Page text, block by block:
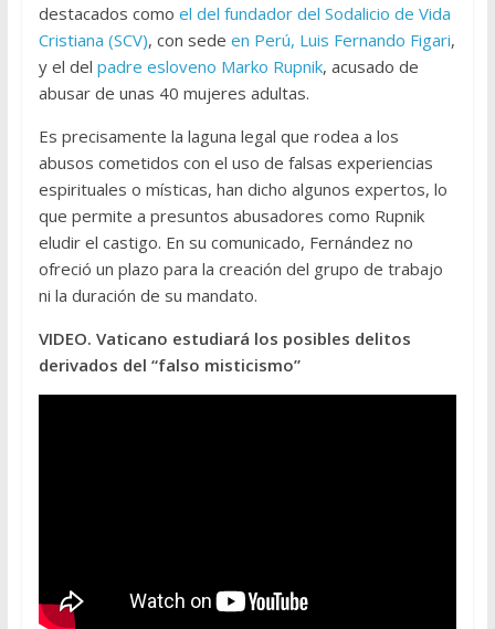
destacados como el del fundador del Sodalicio de Vida
Cristiana (SCV), con sede en Perú, Luis Fernando Figari,
y el del padre esloveno Marko Rupnik, acusado de
abusar de unas 40 mujeres adultas.
Es precisamente la laguna legal que rodea a los
abusos cometidos con el uso de falsas experiencias
espirituales o místicas, han dicho algunos expertos, lo
que permite a presuntos abusadores como Rupnik
eludir el castigo. En su comunicado, Fernández no
ofreció un plazo para la creación del grupo de trabajo
ni la duración de su mandato.
VIDEO. Vaticano estudiará los posibles delitos
derivados del “falso misticismo”